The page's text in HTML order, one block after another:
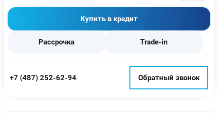
Купить в кредит
Рассрочка Trade-in
+7 (487) 252-62-94 Обратный звонок